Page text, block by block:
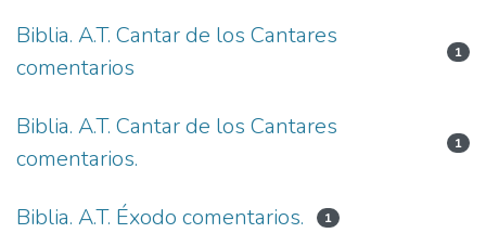
Biblia. A.T. Cantar de los Cantares
comentarios
1
Biblia. A.T. Cantar de los Cantares
comentarios.
1
Biblia. A.T. Éxodo comentarios. 1